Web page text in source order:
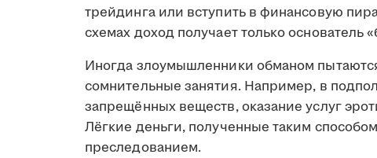
трейдинга или вступить в финансовую
схемах доход получает только основатель
Иногда злоумышленники обманом
сомнительные занятия. Например, в
запрещённых веществ, оказание услуг
Лёгкие деньги, полученные таким
преследованием.